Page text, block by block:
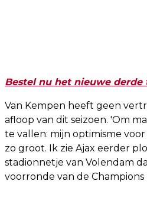
Bestel nu het nieuwe derde
Van Kempen heeft geen
afloop van dit seizoen. 'Om
te vallen: mijn optimisme
zo groot. Ik zie Ajax eerder
stadionnetje van Volendam
voorronde van de Champions